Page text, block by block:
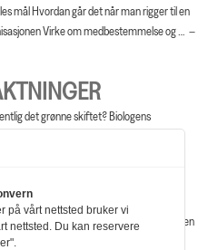
mål Hvordan går det når man rigger til en
Virke om medbestemmelse og …
det grønne skiftet? Biologens
Å MISTE JOBBEN
viser: Færre er redd for å miste jobben
miste jobben nå enn hva de gjorde…
på vårt nettsted bruker vi
nettsted. Du kan reservere